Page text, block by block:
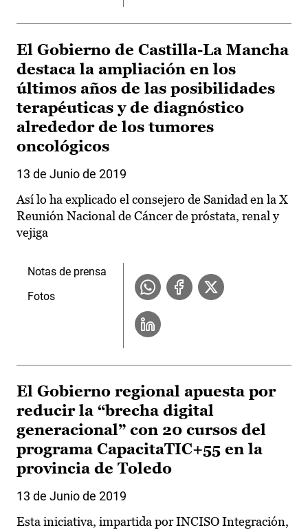
El Gobierno de Castilla-La Mancha
destaca la ampliación en los
últimos años de las posibilidades
terapéuticas y de diagnóstico
alrededor de los tumores
oncológicos
13 de Junio de 2019
Así lo ha explicado el consejero de Sanidad en la X
Reunión Nacional de Cáncer de próstata, renal y
vejiga
Notas de prensa
Fotos
El Gobierno regional apuesta por
reducir la “brecha digital
generacional” con 20 cursos del
programa CapacitaTIC+55 en la
provincia de Toledo
13 de Junio de 2019
Esta iniciativa, impartida por INCISO Integración,